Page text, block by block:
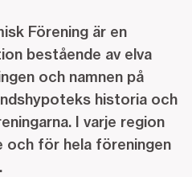
Förening är en
bestående av elva
och namnen på
historia och
I varje region
och för hela föreningen